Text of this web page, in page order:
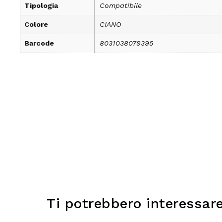
Tipologia Compatibile
Colore CIANO
Barcode 8031038079395
Ti potrebbero